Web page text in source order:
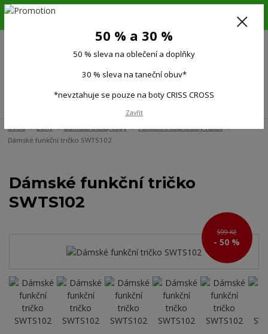
6.-16.8.26. DOVOLENÁ !!! 50 % SLEVA na všechno oblečení a doplňky !!!
(Po-Pá 9:00-15.00)
Úvod Ženy Dámská trička, topy
Funkční trička krátký rukáv
Dámské funkční tričko SWTS102
Dámské funkční tričko
SWTS102
599 Kč
- 50 %
50 % a 30 %
50 % sleva na oblečení a doplňky
30 % sleva na taneční obuv*
*nevztahuje se pouze na boty CRISS CROSS
Zavřít